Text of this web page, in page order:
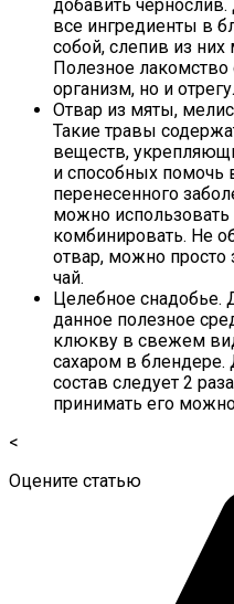
добавить
все ингредиенты в
собой, слепив из
Полезное лакомство
организм, но и
Отвар из мяты,
Такие травы
веществ,
и способных помочь
перенесенного
можно
комбинировать. Не
отвар, можно просто
чай.
Целебное снадобье.
данное полезное
клюкву в свежем
сахаром в блендере.
состав следует 2
принимать его
<
Оцените статью